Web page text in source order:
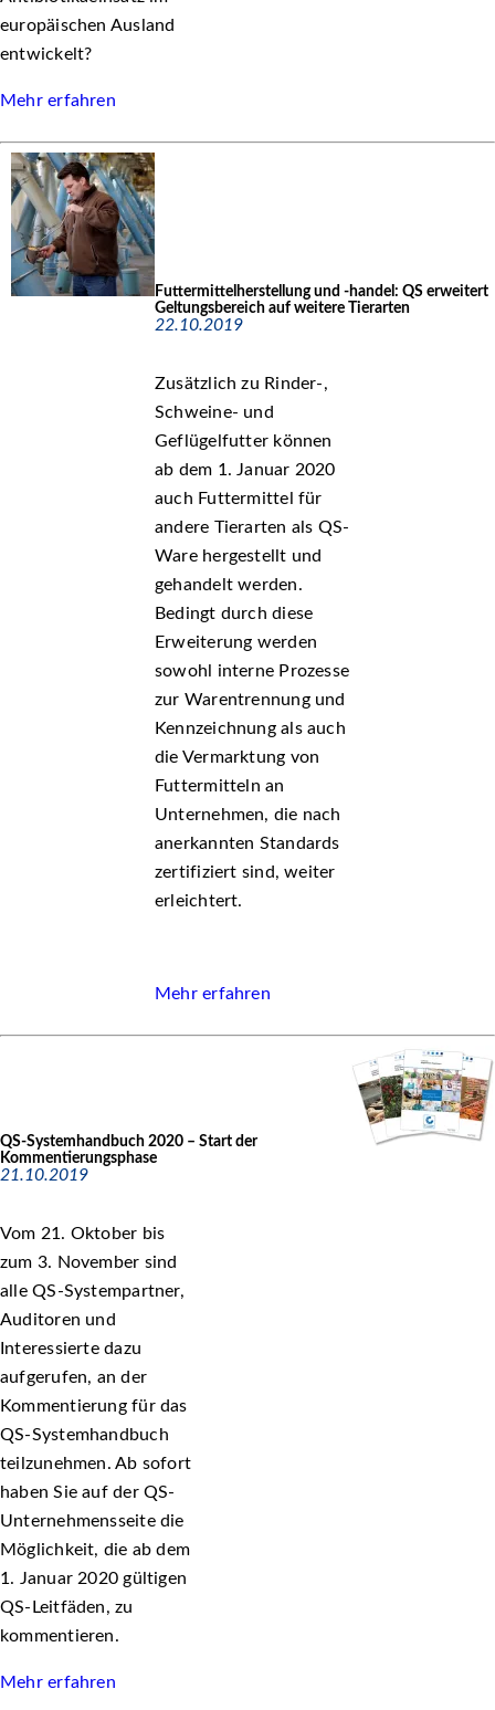
europäischen Ausland
entwickelt?
Mehr erfahren
Futtermittelherstellung und -handel: QS erweitert
Geltungsbereich auf weitere Tierarten
22.10.2019
Zusätzlich zu Rinder-,
Schweine- und
Geflügelfutter können
ab dem 1. Januar 2020
auch Futtermittel für
andere Tierarten als QS-
Ware hergestellt und
gehandelt werden.
Bedingt durch diese
Erweiterung werden
sowohl interne Prozesse
zur Warentrennung und
Kennzeichnung als auch
die Vermarktung von
Futtermitteln an
Unternehmen, die nach
anerkannten Standards
zertifiziert sind, weiter
erleichtert.
Mehr erfahren
QS-Systemhandbuch 2020 – Start der
Kommentierungsphase
21.10.2019
Vom 21. Oktober bis
zum 3. November sind
alle QS-Systempartner,
Auditoren und
Interessierte dazu
aufgerufen, an der
Kommentierung für das
QS-Systemhandbuch
teilzunehmen. Ab sofort
haben Sie auf der QS-
Unternehmensseite die
Möglichkeit, die ab dem
1. Januar 2020 gültigen
QS-Leitfäden, zu
kommentieren.
Mehr erfahren